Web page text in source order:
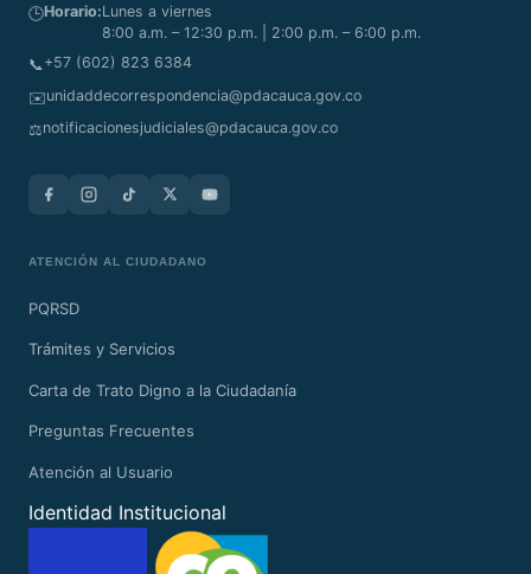
🕒Horario:Lunes a viernes
8:00 a.m. – 12:30 p.m. | 2:00 p.m. – 6:00 p.m.
📞+57 (602) 823 6384
✉️unidaddecorrespondencia@pdacauca.gov.co
⚖️notificacionesjudiciales@pdacauca.gov.co
ATENCIÓN AL CIUDADANO
PQRSD
Trámites y Servicios
Carta de Trato Digno a la Ciudadanía
Preguntas Frecuentes
Atención al Usuario
Identidad Institucional